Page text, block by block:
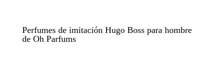
Perfumes de imitación Hugo Boss para hombre
de Oh Parfums